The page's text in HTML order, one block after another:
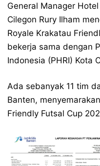
General Manager
Cilegon Rury Ilham
Royale Krakatau
bekerja sama dengan
Indonesia (PHRI) Kota
Ada sebanyak 11 tim
Banten,
Friendly Futsal Cup